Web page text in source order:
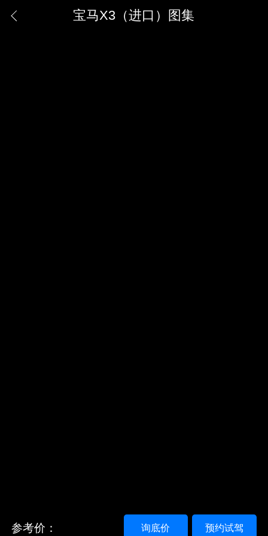
宝马X3（进口）图集
参考价： 预约试驾
询底价